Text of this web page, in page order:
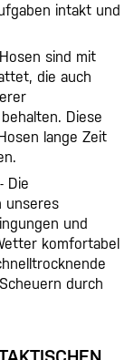
intakt und
sind mit
die auch
Diese
lange Zeit
Die
unseres
und
komfortabel
durch